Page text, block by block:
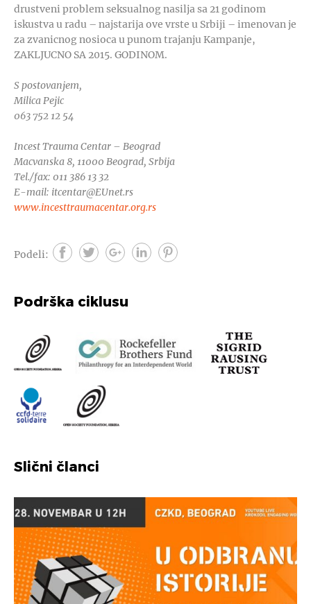
drustveni problem seksualnog nasilja sa 21 godinom
iskustva u radu – najstarija ove vrste u Srbiji – imenovan je
za zvanicnog nosioca u punom trajanju Kampanje,
ZAKLJUCNO SA 2015. GODINOM.
S postovanjem,
Milica Pejic
063 752 12 54
Incest Trauma Centar – Beograd
Macvanska 8, 11000 Beograd, Srbija
Tel./fax: 011 386 13 32
E-mail: itcentar@EUnet.rs
www.incesttraumacentar.org.rs
Podeli:
Podrška ciklusu
Slični članci